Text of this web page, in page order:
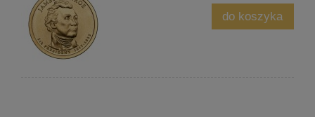
do koszyka